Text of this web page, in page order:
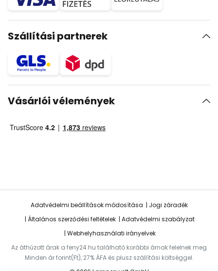
Szállítási partnerek
Vásárlói vélemények
Adatvédelmi beállítások módosítása
Jogi záradék
Általános szerződési feltételek
Adatvédelmi szabályzat
Webhelyhasználati irányelvek
Az áthúzott árak a feny24.hu található korábbi árnak felelnek meg
Minden ár forint(Ft), 27% ÁFA és plusz szállítási költséggel.